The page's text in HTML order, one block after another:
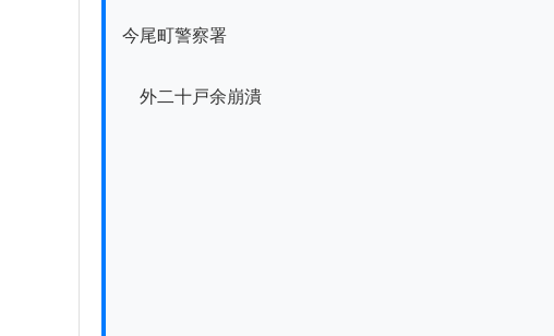
今尾町警察署
外二十戸余崩潰